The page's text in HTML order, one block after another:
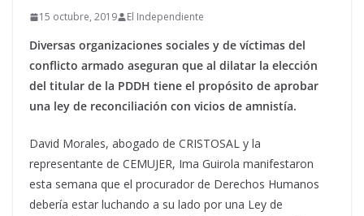
15 octubre, 2019 El Independiente
Diversas organizaciones sociales y de víctimas del
conflicto armado aseguran que al dilatar la elección
del titular de la PDDH tiene el propósito de aprobar
una ley de reconciliación con vicios de amnistía.
David Morales, abogado de CRISTOSAL y la
representante de CEMUJER, Ima Guirola manifestaron
esta semana que el procurador de Derechos Humanos
debería estar luchando a su lado por una Ley de